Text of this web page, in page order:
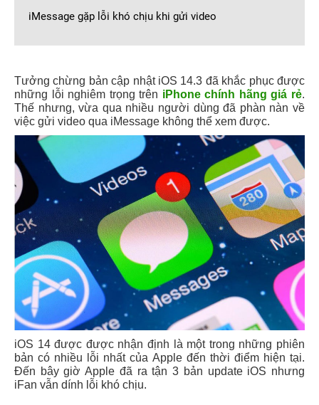
iMessage gặp lỗi khó chịu khi gửi video
Tưởng chừng bản cập nhật iOS 14.3 đã khắc phục được
những lỗi nghiêm trọng trên iPhone chính hãng giá rẻ.
Thế nhưng, vừa qua nhiều người dùng đã phàn nàn về
việc gửi video qua iMessage không thể xem được.
iOS 14 được được nhận định là một trong những phiên
bản có nhiều lỗi nhất của Apple đến thời điểm hiện tại.
Đến bây giờ Apple đã ra tận 3 bản update iOS nhưng
iFan vẫn dính lỗi khó chịu.